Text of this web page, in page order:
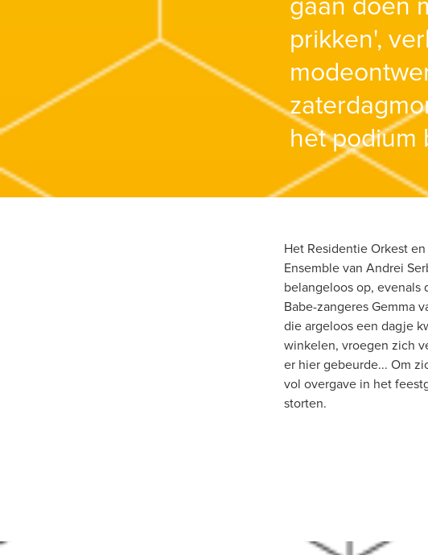
gaan doen
prikken',
het podium
Het Residentie Orkest
Ensemble van Andrei
belangeloos op, evenals
Babe-zangeres Gemma
die argeloos een dagje
winkelen, vroegen zich
er hier gebeurde... Om
vol overgave in het
storten.